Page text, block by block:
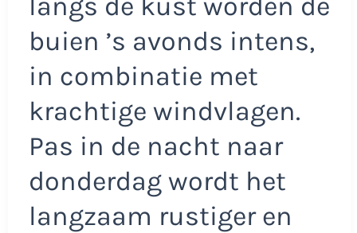
buien ’s avonds intens,
in combinatie met
krachtige windvlagen.
Pas in de nacht naar
donderdag wordt het
langzaam rustiger en